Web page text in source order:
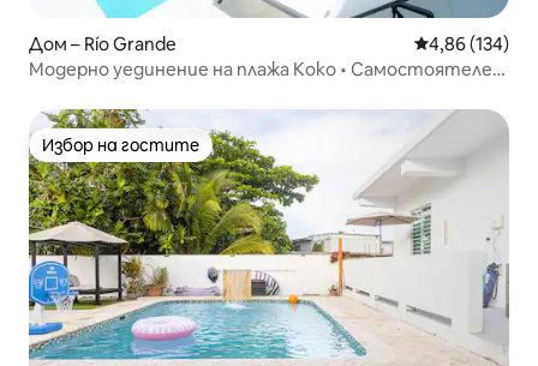
Дом – Río Grande Средна
4,86 (134)
Модерно уединение на плажа Коко • Самостоятелен
Избор на гостите
Избор на гостите